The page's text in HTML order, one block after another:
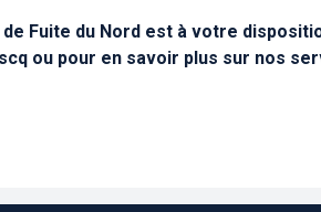
Fuite du Nord est à votre
ou pour en savoir plus sur nos